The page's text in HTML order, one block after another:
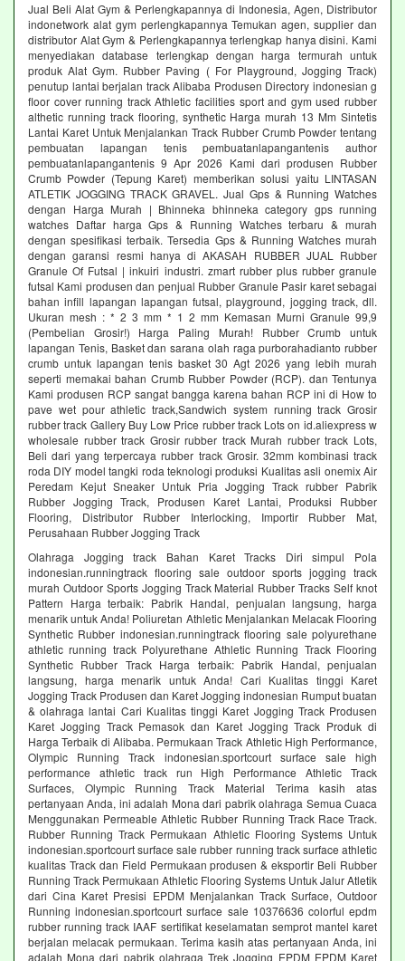
Jual Beli Alat Gym & Perlengkapannya di Indonesia, Agen, Distributor
indonetwork alat gym perlengkapannya Temukan agen, supplier dan
distributor Alat Gym & Perlengkapannya terlengkap hanya disini. Kami
menyediakan database terlengkap dengan harga termurah untuk
produk Alat Gym. Rubber Paving ( For Playground, Jogging Track)
penutup lantai berjalan track Alibaba Produsen Directory indonesian g
floor cover running track Athletic facilities sport and gym used rubber
althetic running track flooring, synthetic Harga murah 13 Mm Sintetis
Lantai Karet Untuk Menjalankan Track Rubber Crumb Powder tentang
pembuatan lapangan tenis pembuatanlapangantenis author
pembuatanlapangantenis 9 Apr 2026 Kami dari produsen Rubber
Crumb Powder (Tepung Karet) memberikan solusi yaitu LINTASAN
ATLETIK JOGGING TRACK GRAVEL. Jual Gps & Running Watches
dengan Harga Murah | Bhinneka bhinneka category gps running
watches Daftar harga Gps & Running Watches terbaru & murah
dengan spesifikasi terbaik. Tersedia Gps & Running Watches murah
dengan garansi resmi hanya di AKASAH RUBBER JUAL Rubber
Granule Of Futsal | inkuiri industri. zmart rubber plus rubber granule
futsal Kami produsen dan penjual Rubber Granule Pasir karet sebagai
bahan infill lapangan lapangan futsal, playground, jogging track, dll.
Ukuran mesh : * 2 3 mm * 1 2 mm Kemasan Murni Granule 99,9
(Pembelian Grosir!) Harga Paling Murah! Rubber Crumb untuk
lapangan Tenis, Basket dan sarana olah raga purborahadianto rubber
crumb untuk lapangan tenis basket 30 Agt 2026 yang lebih murah
seperti memakai bahan Crumb Rubber Powder (RCP). dan Tentunya
Kami produsen RCP sangat bangga karena bahan RCP ini di How to
pave wet pour athletic track,Sandwich system running track Grosir
rubber track Gallery Buy Low Price rubber track Lots on id.aliexpress w
wholesale rubber track Grosir rubber track Murah rubber track Lots,
Beli dari yang terpercaya rubber track Grosir. 32mm kombinasi track
roda DIY model tangki roda teknologi produksi Kualitas asli onemix Air
Peredam Kejut Sneaker Untuk Pria Jogging Track rubber Pabrik
Rubber Jogging Track, Produsen Karet Lantai, Produksi Rubber
Flooring, Distributor Rubber Interlocking, Importir Rubber Mat,
Perusahaan Rubber Jogging Track
Olahraga Jogging track Bahan Karet Tracks Diri simpul Pola
indonesian.runningtrack flooring sale outdoor sports jogging track
murah Outdoor Sports Jogging Track Material Rubber Tracks Self knot
Pattern Harga terbaik: Pabrik Handal, penjualan langsung, harga
menarik untuk Anda! Poliuretan Athletic Menjalankan Melacak Flooring
Synthetic Rubber indonesian.runningtrack flooring sale polyurethane
athletic running track Polyurethane Athletic Running Track Flooring
Synthetic Rubber Track Harga terbaik: Pabrik Handal, penjualan
langsung, harga menarik untuk Anda! Cari Kualitas tinggi Karet
Jogging Track Produsen dan Karet Jogging indonesian Rumput buatan
& olahraga lantai Cari Kualitas tinggi Karet Jogging Track Produsen
Karet Jogging Track Pemasok dan Karet Jogging Track Produk di
Harga Terbaik di Alibaba. Permukaan Track Athletic High Performance,
Olympic Running Track indonesian.sportcourt surface sale high
performance athletic track run High Performance Athletic Track
Surfaces, Olympic Running Track Material Terima kasih atas
pertanyaan Anda, ini adalah Mona dari pabrik olahraga Semua Cuaca
Menggunakan Permeable Athletic Rubber Running Track Race Track.
Rubber Running Track Permukaan Athletic Flooring Systems Untuk
indonesian.sportcourt surface sale rubber running track surface athletic
kualitas Track dan Field Permukaan produsen & eksportir Beli Rubber
Running Track Permukaan Athletic Flooring Systems Untuk Jalur Atletik
dari Cina Karet Presisi EPDM Menjalankan Track Surface, Outdoor
Running indonesian.sportcourt surface sale 10376636 colorful epdm
rubber running track IAAF sertifikat keselamatan semprot mantel karet
berjalan melacak permukaan. Terima kasih atas pertanyaan Anda, ini
adalah Mona dari pabrik olahraga Trek Jogging EPDM EPDM Karet